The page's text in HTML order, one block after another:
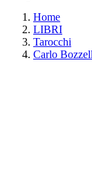
Home
LIBRI
Tarocchi
Carlo